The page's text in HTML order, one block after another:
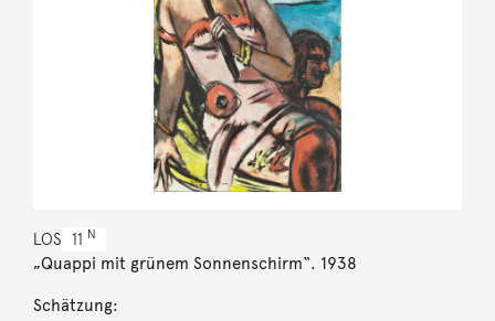
LOS 11 N
„Quappi mit grünem Sonnenschirm“. 1938
Schätzung: